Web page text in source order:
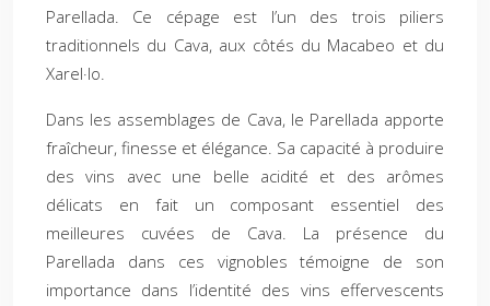
Parellada. Ce cépage est l’un des trois piliers
traditionnels du Cava, aux côtés du Macabeo et du
Xarel·lo.
Dans les assemblages de Cava, le Parellada apporte
fraîcheur, finesse et élégance. Sa capacité à produire
des vins avec une belle acidité et des arômes
délicats en fait un composant essentiel des
meilleures cuvées de Cava. La présence du
Parellada dans ces vignobles témoigne de son
importance dans l’identité des vins effervescents